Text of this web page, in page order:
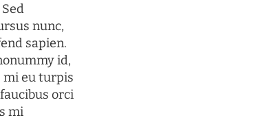
nunc,
sapien.
id,
mi eu turpis
orci
mi